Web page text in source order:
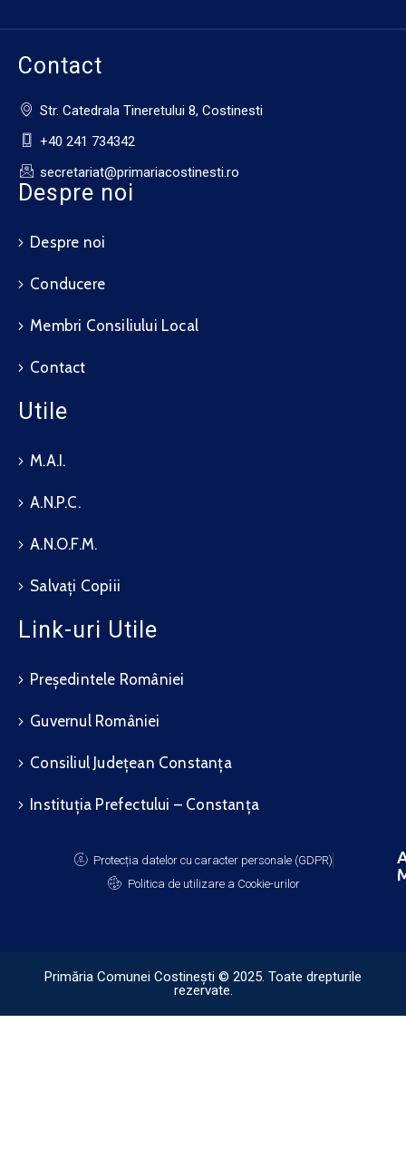
Contact
Str. Catedrala Tineretului 8, Costinesti
+40 241 734342
secretariat@primariacostinesti.ro​
Despre noi
Despre noi
Conducere
Membri Consiliului Local
Contact
Utile
M.A.I.
A.N.P.C.
A.N.O.F.M.
Salvați Copiii
Link-uri Utile
Președintele României
Guvernul României
Consiliul Județean Constanța
Instituția Prefectului – Constanța
Protecția datelor cu caracter personale (GDPR)
Politica de utilizare a Cookie-urilor
Primăria Comunei Costinești © 2025. Toate drepturile
rezervate.